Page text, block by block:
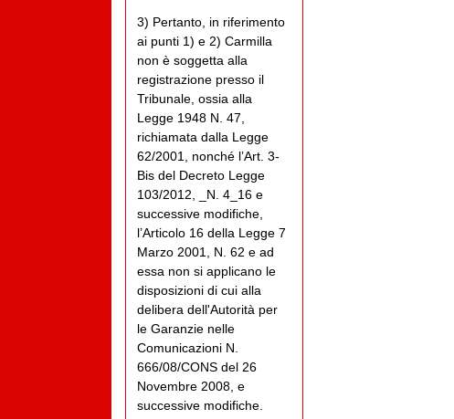
3) Pertanto, in riferimento
ai punti 1) e 2) Carmilla
non è soggetta alla
registrazione presso il
Tribunale, ossia alla
Legge 1948 N. 47,
richiamata dalla Legge
62/2001, nonché l’Art. 3-
Bis del Decreto Legge
103/2012, _N. 4_16 e
successive modifiche,
l’Articolo 16 della Legge 7
Marzo 2001, N. 62 e ad
essa non si applicano le
disposizioni di cui alla
delibera dell'Autorità per
le Garanzie nelle
Comunicazioni N.
666/08/CONS del 26
Novembre 2008, e
successive modifiche.